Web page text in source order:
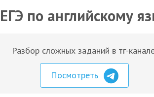
по английскому
Разбор сложных заданий в тг-
Посмотреть